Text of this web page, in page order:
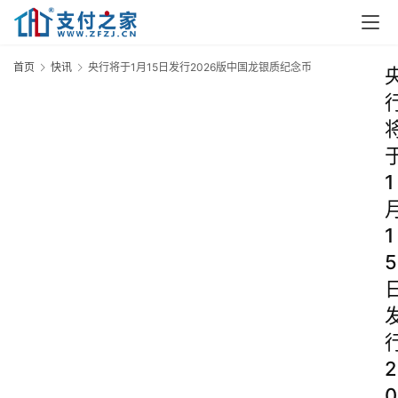
首页 快讯 央行将于1月15日发行2026版中国龙银质纪念币
1
1
5
2